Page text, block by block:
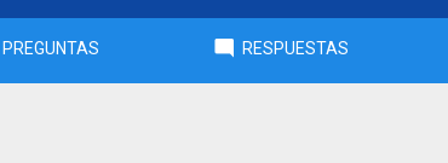
PREGUNTAS RESPUESTAS